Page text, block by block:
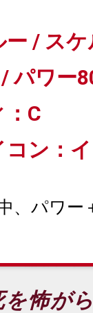
ー / ス
パワー
：C
コン：
、パワー
を怖が